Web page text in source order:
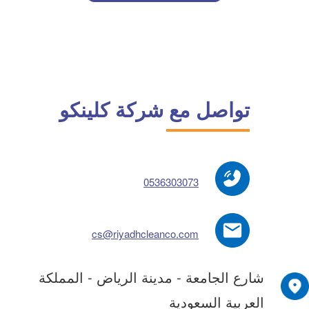
تواصل مع شركة كلينكو
0536303073
cs@riyadhcleanco.com
شارع الجامعة - مدينة الرياض - المملكة
العربية السعودية